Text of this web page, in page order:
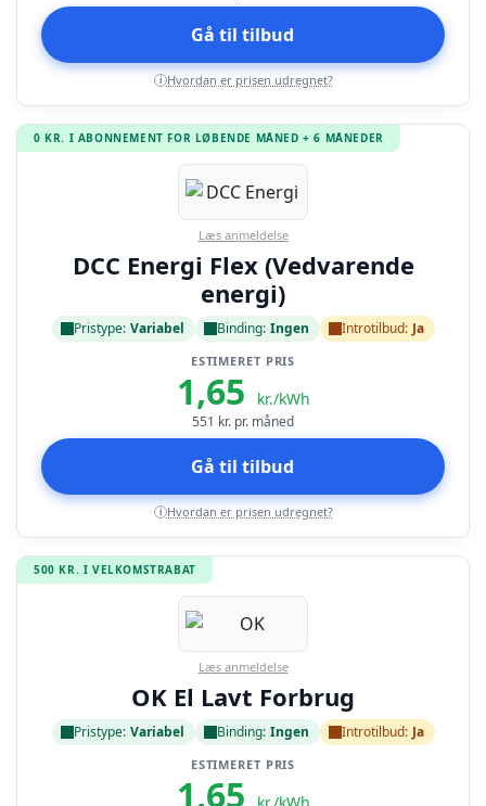
Gå til tilbud
i Hvordan er prisen udregnet?
0 KR. I ABONNEMENT FOR LØBENDE MÅNED + 6 MÅNEDER
Læs anmeldelse
DCC Energi Flex (Vedvarende
energi)
Pristype: Variabel Binding: Ingen Introtilbud: Ja
ESTIMERET PRIS
1,65 kr./kWh
551 kr. pr. måned
Gå til tilbud
i Hvordan er prisen udregnet?
500 KR. I VELKOMSTRABAT
Læs anmeldelse
OK El Lavt Forbrug
Pristype: Variabel Binding: Ingen Introtilbud: Ja
ESTIMERET PRIS
1,65